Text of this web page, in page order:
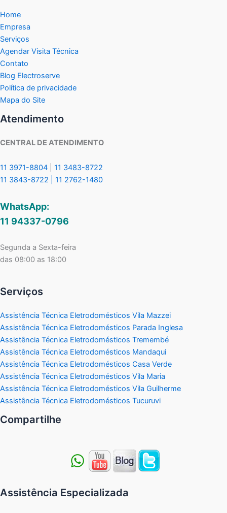
Home
Empresa
Serviços
Agendar Visita Técnica
Contato
Blog Electroserve
Política de privacidade
Mapa do Site
Atendimento
CENTRAL DE ATENDIMENTO
11 3971-8804
11 3483-8722
11 3843-8722 | 11 2762-1480
WhatsApp:
11 94337-0796
Segunda a Sexta-feira
das 08:00 as 18:00
Serviços
Assistência Técnica Eletrodomésticos Vila Mazzei
Assistência Técnica Eletrodomésticos Parada Inglesa
Assistência Técnica Eletrodomésticos Tremembé
Assistência Técnica Eletrodomésticos Mandaqui
Assistência Técnica Eletrodomésticos Casa Verde
Assistência Técnica Eletrodomésticos Vila Maria
Assistência Técnica Eletrodomésticos Vila Guilherme
Assistência Técnica Eletrodomésticos Tucuruvi
Compartilhe
Assistência Especializada